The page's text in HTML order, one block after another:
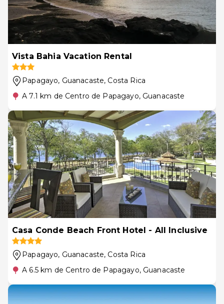
Vista Bahia Vacation Rental
Papagayo, Guanacaste, Costa Rica
A 7.1 km de Centro de Papagayo, Guanacaste
Casa Conde Beach Front Hotel - All Inclusive
Papagayo, Guanacaste, Costa Rica
A 6.5 km de Centro de Papagayo, Guanacaste